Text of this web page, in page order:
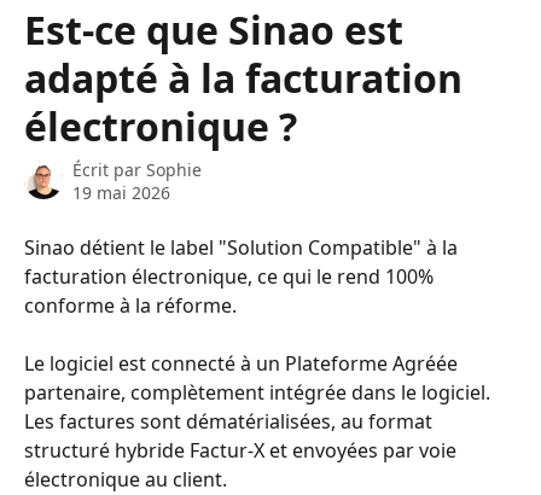
Est-ce que Sinao est
adapté à la facturation
électronique ?
Écrit par Sophie
19 mai 2026
Sinao détient le label "Solution Compatible" à la
facturation électronique, ce qui le rend 100%
conforme à la réforme.
Le logiciel est connecté à un Plateforme Agréée
partenaire, complètement intégrée dans le logiciel.
Les factures sont dématérialisées, au format
structuré hybride Factur-X et envoyées par voie
électronique au client.